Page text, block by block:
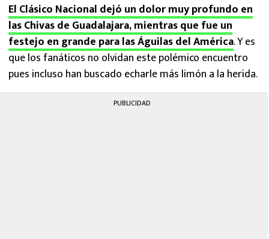
FUTBOL ESTUFA
FÓRMULA 1
BOXEO
El Clásico Nacional dejó un dolor muy profundo en
las Chivas de Guadalajara, mientras que fue un
festejo en grande para las Águilas del América. Y es
que los fanáticos no olvidan este polémico encuentro
pues incluso han buscado echarle más limón a la herida.
PUBLICIDAD